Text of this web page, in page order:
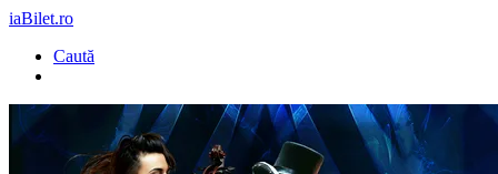
iaBilet.ro
Caută